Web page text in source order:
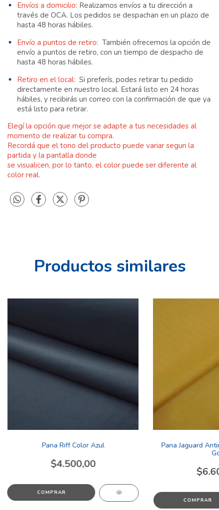
Envíos a domicilio: Realizamos envíos a tu dirección a
través de OCA. Los pedidos se despachan en un plazo de
hasta 48 horas hábiles.
Envío a puntos de retiro: También ofrecemos la opción de
envío a puntos de retiro, con un tiempo de despacho de
hasta 48 horas hábiles.
Retiro en el local: Si preferís, podes retirar tu pedido
directamente en nuestro local. Estará listo en 24 horas
hábiles, y recibirás un correo con la confirmación de que ya
está listo para retirar.
Elegí la opción que mejor se adapte a tus necesidades al
momento de realizar tu compra.
Recordá que el tono del producto puede variar segun la
partida y la pantalla donde
se visualicen, por lo tanto, el color puede ser diferente al
color real.
Productos similares
Pana Riff Color Azul
$4.500,00
COMPRAR
Pana Jaguard
COMPRAR